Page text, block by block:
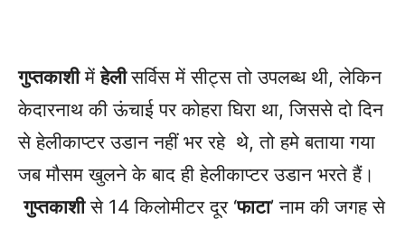
गुप्तकाशीमेंहेलीसर्विस में सीट्स तो उपलब्ध थी, लेकिन
केदारनाथ की ऊंचाई पर कोहरा घिरा था, जिससे दो दिन
से हेलीकाप्टर उडान नहीं भर रहे थे, तो हमे बताया गया
जब मौसम खुलने के बाद ही हेलीकाप्टर उडान भरते हैं।
गुप्तकाशीसे 14 किलोमीटर दूर ‘फाटा’ नाम की जगह से